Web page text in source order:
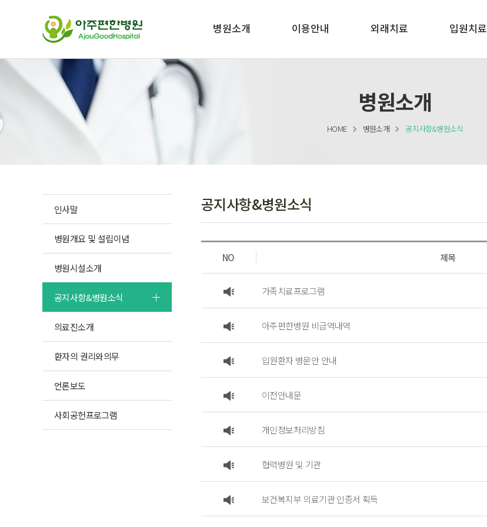
병원소개 이용안내 외래치료 입원치료
병원소개
HOME 병원소개 공지사항&병원소식
인사말
병원개요 및 설립이념
병원시설소개
공지사항&병원소식
의료진소개
환자의 권리와의무
언론보도
사회공헌프로그램
공지사항&병원소식
NO 제목
가족치료프로그램
아주편한병원 비급역내역
입원환자 병문안 안내
이전안내문
개인정보처리방침
협력병원 및 기관
보건복지부 의료기관 인증서 획득